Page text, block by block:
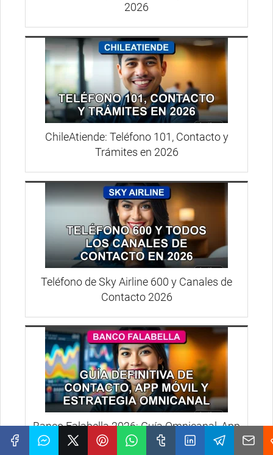
2026
ChileAtiende: Teléfono 101, Contacto y
Trámites en 2026
Teléfono de Sky Airline 600 y Canales de
Contacto 2026
Banco Falabella 2026: Guía Omnicanal, App
y Contacto